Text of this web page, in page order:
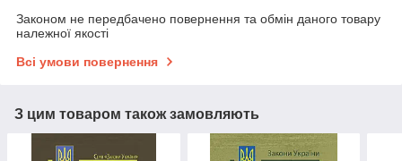
Законом не передбачено повернення та обмін даного товару
належної якості
Всі умови повернення
З цим товаром також замовляють